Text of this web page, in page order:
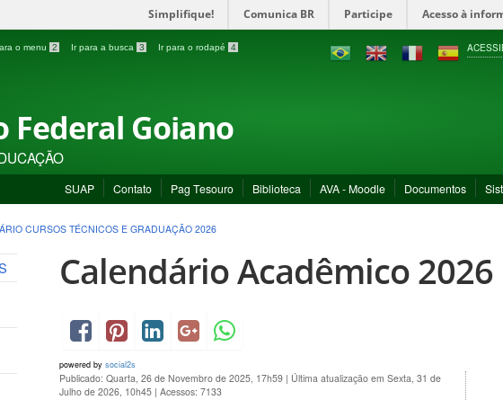
Simplifique! Comunica BR Participe Acesso à
o menu 2 Ir para a busca 3 Ir para o rodapé 4
Goiano
SUAP Contato Pag Tesouro Biblioteca AVA - Moodle Documentos
CURSOS TÉCNICOS E GRADUAÇÃO 2026
Calendário Acadêmico 2026
powered by social2s
Publicado: Quarta, 26 de Novembro de 2025, 17h59 | Última atualização em Sexta, 31 de
Julho de 2026, 10h45 | Acessos: 7133